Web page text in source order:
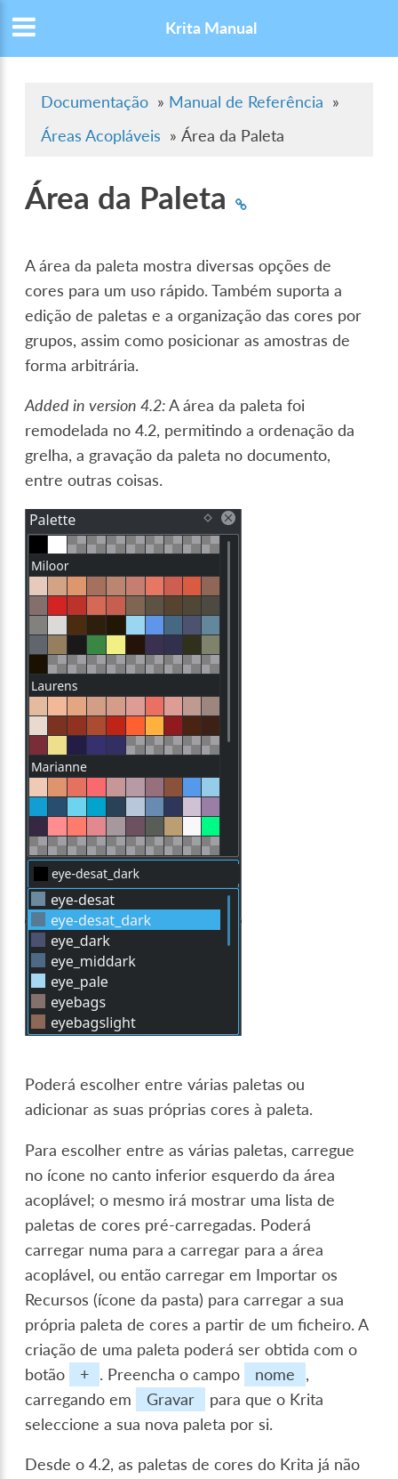
Krita Manual
Documentação » Manual de Referência »
Áreas Acopláveis » Área da Paleta
Área da Paleta
A área da paleta mostra diversas opções de
cores para um uso rápido. Também suporta a
edição de paletas e a organização das cores por
grupos, assim como posicionar as amostras de
forma arbitrária.
Added in version 4.2:A área da paleta foi
remodelada no 4.2, permitindo a ordenação da
grelha, a gravação da paleta no documento,
entre outras coisas.
Poderá escolher entre várias paletas ou
adicionar as suas próprias cores à paleta.
Para escolher entre as várias paletas, carregue
no ícone no canto inferior esquerdo da área
acoplável; o mesmo irá mostrar uma lista de
paletas de cores pré-carregadas. Poderá
carregar numa para a carregar para a área
acoplável, ou então carregar em Importar os
Recursos (ícone da pasta) para carregar a sua
própria paleta de cores a partir de um ficheiro. A
criação de uma paleta poderá ser obtida com o
botão
+ . Preencha o campo nome
,
carregando em
Gravar
para que o Krita
seleccione a sua nova paleta por si.
Desde o 4.2, as paletas de cores do Krita já não